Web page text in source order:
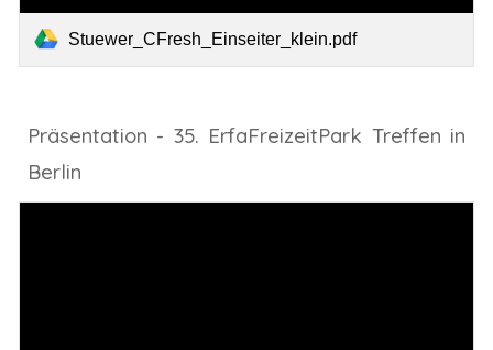
Stuewer_CFresh_Einseiter_klein.pdf
Präsentation - 35. ErfaFreizeitPark Treffen in
Berlin